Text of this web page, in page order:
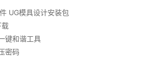
UG模具设计安装包
载
键和谐工具
密码